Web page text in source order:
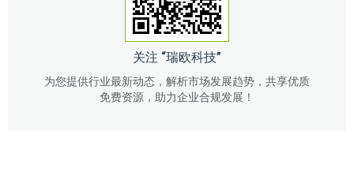
关注 “瑞欧科技”
为您提供行业最新动态，解析市场发展趋势，共享优质
免费资源，助力企业合规发展！